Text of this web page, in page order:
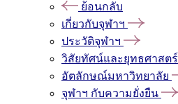
ย้อนกลับ
เกี่ยวกับจุฬาฯ
ประวัติจุฬาฯ
วิสัยทัศน์และยุทธศาสตร์
อัตลักษณ์มหาวิทยาลัย
จุฬาฯ กับความยั่งยืน